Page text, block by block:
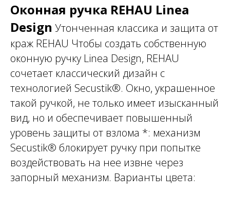
Оконная ручка REHAU Linea
Design Утонченная классика и защита от
краж REHAU Чтобы создать собственную
оконную ручку Linea Design, REHAU
сочетает классический дизайн с
технологией Secustik®. Окно, украшенное
такой ручкой, не только имеет изысканный
вид, но и обеспечивает повышенный
уровень защиты от взлома *: механизм
Secustik® блокирует ручку при попытке
воздействовать на нее извне через
запорный механизм. Варианты цвета: